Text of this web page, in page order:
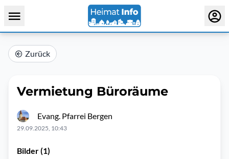
Zurück
Vermietung Büroräume
Evang. Pfarrei Bergen
29.09.2025, 10:43
Bilder (1)